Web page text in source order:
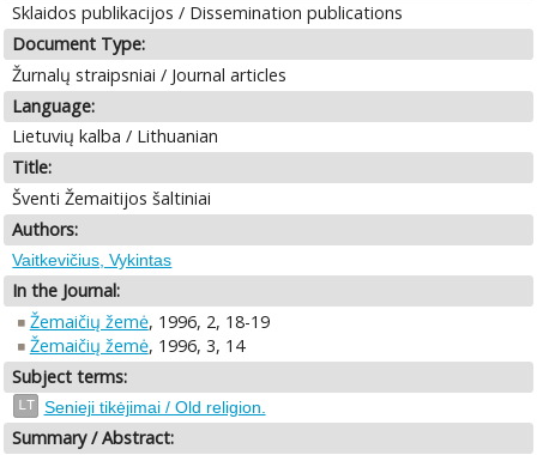
Sklaidos publikacijos / Dissemination publications
Document Type:
Žurnalų straipsniai / Journal articles
Language:
Lietuvių kalba / Lithuanian
Title:
Šventi Žemaitijos šaltiniai
Authors:
Vaitkevičius, Vykintas
In the Journal:
Žemaičių žemė, 1996, 2, 18-19
Žemaičių žemė, 1996, 3, 14
Subject terms:
LT Senieji tikėjimai / Old religion.
Summary / Abstract: